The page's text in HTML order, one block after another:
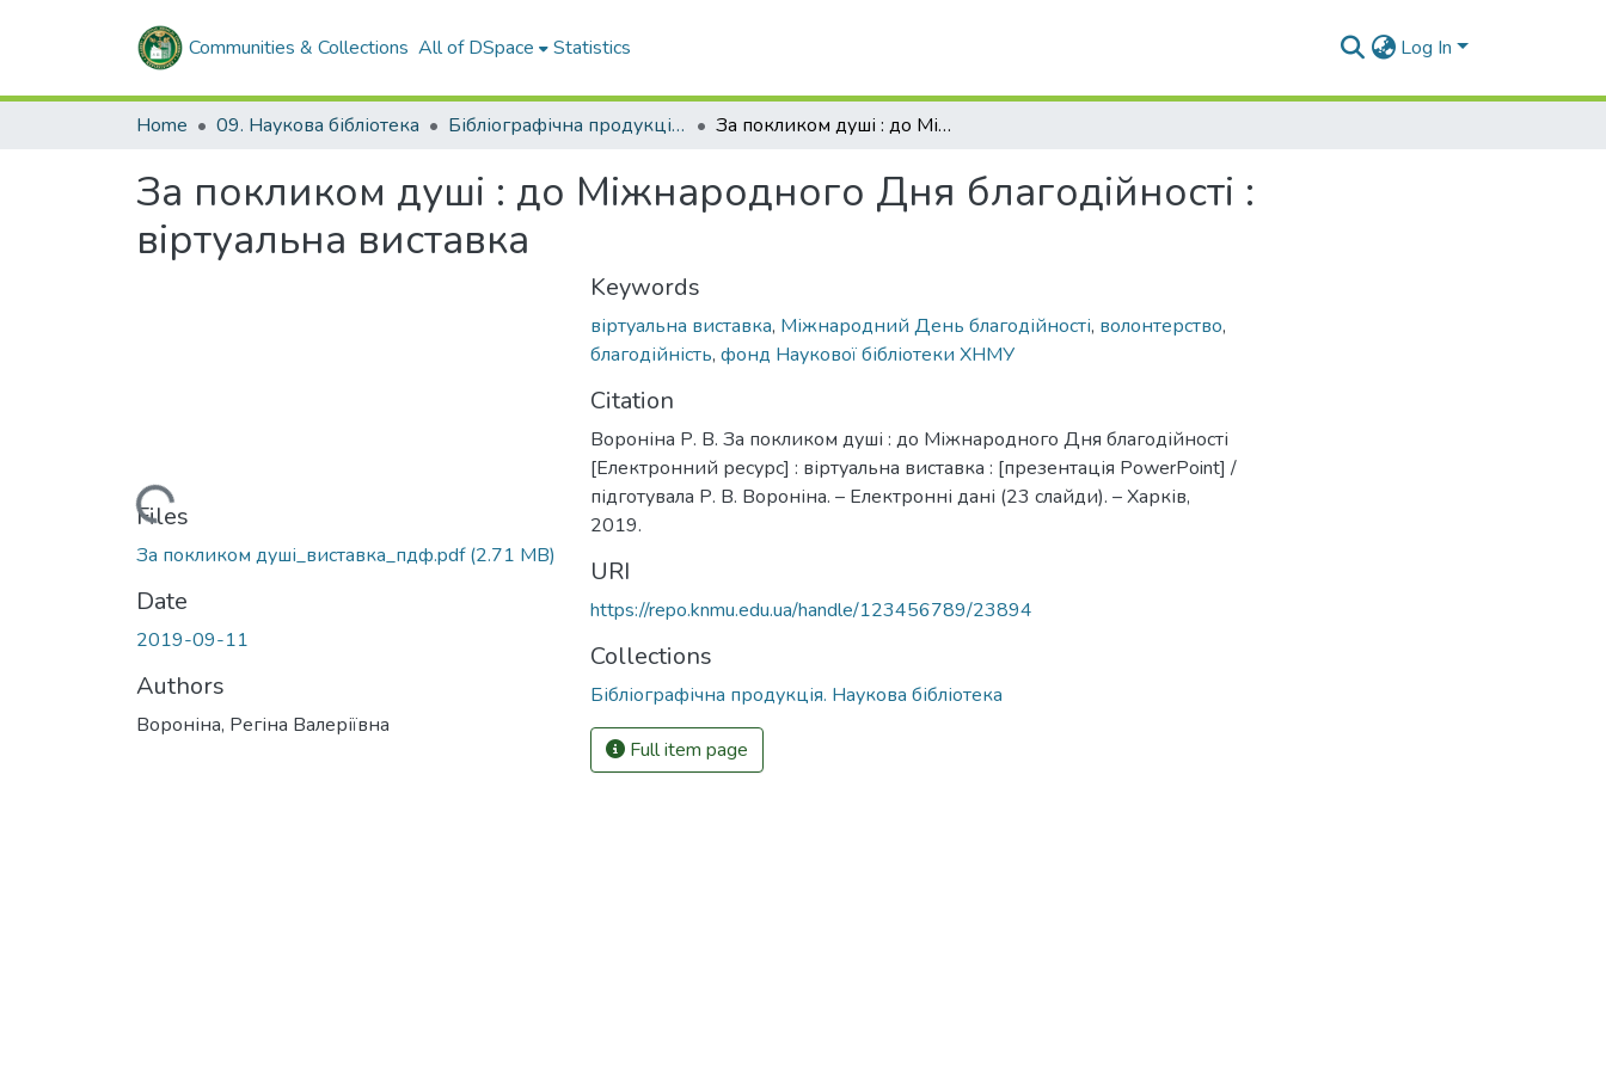
Communities & Collections All of DSpace Statistics Log In
Home 09. Наукова бібліотека Бібліографічна продукція. Наукова бібліотека За покликом душі : до Міжнародного Дня благодійності : віртуальна виставка
За покликом душі : до Міжнародного Дня благодійності :
віртуальна виставка
Loading...
Files
За покликом душі_виставка_пдф.pdf(2.71 MB)
Date
2019-09-11
Authors
Вороніна, Регіна Валеріївна
Keywords
віртуальна виставка, Міжнародний День благодійності, волонтерство,
благодійність, фонд Наукової бібліотеки ХНМУ
Citation
Вороніна Р. В. За покликом душі : до Міжнародного Дня благодійності
[Електронний ресурс] : віртуальна виставка : [презентація PowerPoint] /
підготувала Р. В. Вороніна. – Електронні дані (23 слайди). – Харків,
2019.
URI
https://repo.knmu.edu.ua/handle/123456789/23894
Collections
Бібліографічна продукція. Наукова бібліотека
Full item page